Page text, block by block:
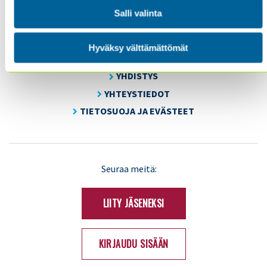
Salli valinta
Hyväksy välttämättömät
KOULUTUS & TAPAHTUMAT
YHDISTYS
YHTEYSTIEDOT
TIETOSUOJA JA EVÄSTEET
Seuraa meitä:
LIITY JÄSENEKSI
KIRJAUDU SISÄÄN